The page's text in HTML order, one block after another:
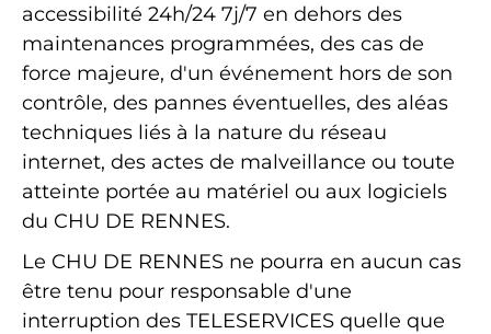
accessibilité 24h/24 7j/7 en dehors des
maintenances programmées, des cas de
force majeure, d'un événement hors de son
contrôle, des pannes éventuelles, des aléas
techniques liés à la nature du réseau
internet, des actes de malveillance ou toute
atteinte portée au matériel ou aux logiciels
du CHU DE RENNES.
Le CHU DE RENNES ne pourra en aucun cas
être tenu pour responsable d'une
interruption des TELESERVICES quelle que